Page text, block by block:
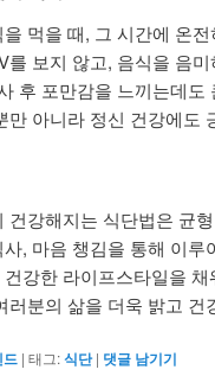
먹을 때, 그 시간에 온
를 보지 않고, 음식을 음
후 포만감을 느끼는데
만 아니라 정신 건강에도
건강해지는 식단법은 균
, 마음 챙김을 통해 이
강한 라이프스타일을
러분의 삶을 더욱 밝고 건
드 | 태그:식단 | 댓글 남기기